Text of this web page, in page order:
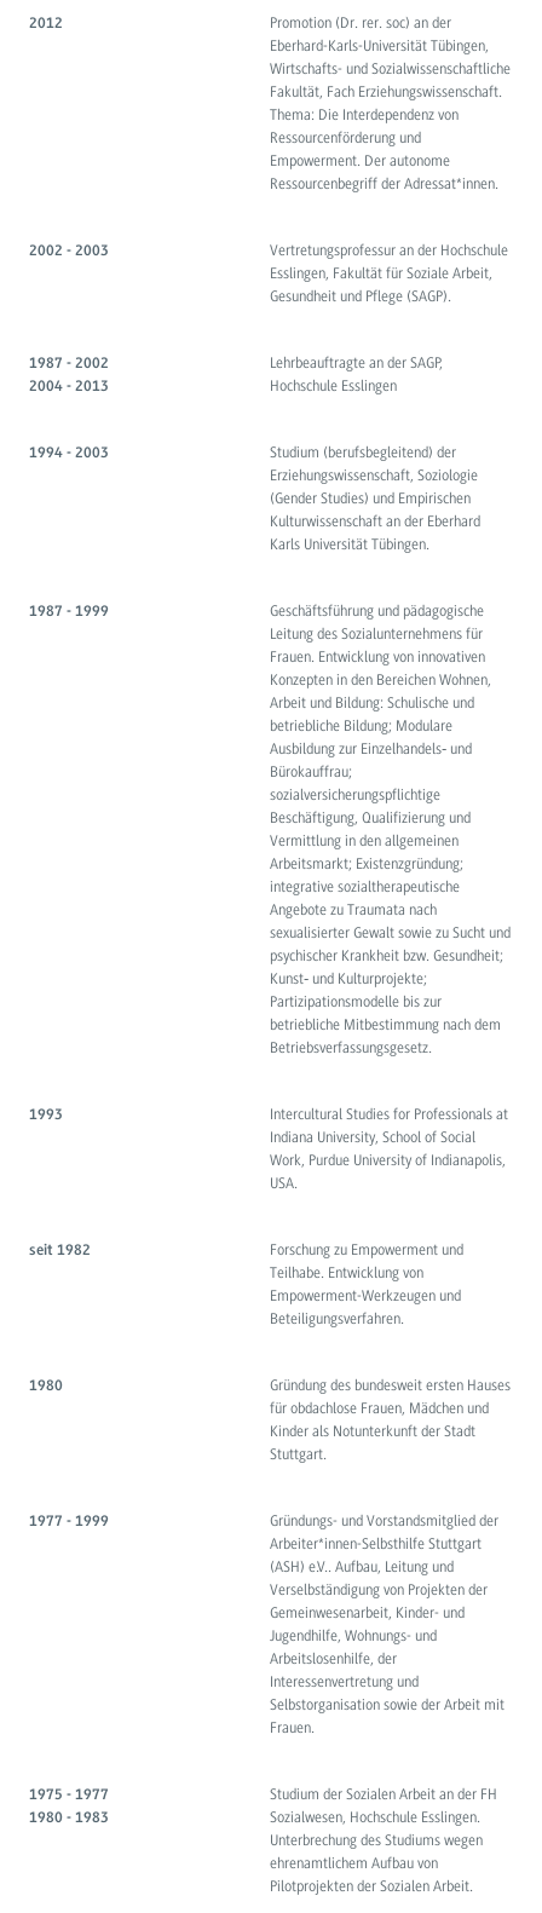
2012
Promotion (Dr. rer. soc) an der
Eberhard-Karls-Universität Tübingen,
Wirtschafts- und Sozialwissenschaftliche
Fakultät, Fach Erziehungswissenschaft.
Thema: Die Interdependenz von
Ressourcenförderung und
Empowerment. Der autonome
Ressourcenbegriff der Adressat*innen.
2002 - 2003
Vertretungsprofessur an der Hochschule
Esslingen, Fakultät für Soziale Arbeit,
Gesundheit und Pflege (SAGP).
1987 - 2002
2004 - 2013
Lehrbeauftragte an der SAGP,
Hochschule Esslingen
1994 - 2003
Studium (berufsbegleitend) der
Erziehungswissenschaft, Soziologie
(Gender Studies) und Empirischen
Kulturwissenschaft an der Eberhard
Karls Universität Tübingen.
1987 - 1999
Geschäftsführung und pädagogische
Leitung des Sozialunternehmens für
Frauen. Entwicklung von innovativen
Konzepten in den Bereichen Wohnen,
Arbeit und Bildung: Schulische und
betriebliche Bildung; Modulare
Ausbildung zur Einzelhandels‐ und
Bürokauffrau;
sozialversicherungspflichtige
Beschäftigung, Qualifizierung und
Vermittlung in den allgemeinen
Arbeitsmarkt; Existenzgründung;
integrative sozialtherapeutische
Angebote zu Traumata nach
sexualisierter Gewalt sowie zu Sucht und
psychischer Krankheit bzw. Gesundheit;
Kunst‐ und Kulturprojekte;
Partizipationsmodelle bis zur
betriebliche Mitbestimmung nach dem
Betriebsverfassungsgesetz.
1993
Intercultural Studies for Professionals at
Indiana University, School of Social
Work, Purdue University of Indianapolis,
USA.
seit 1982
Forschung zu Empowerment und
Teilhabe. Entwicklung von
Empowerment-Werkzeugen und
Beteiligungsverfahren.
1980
Gründung des bundesweit ersten Hauses
für obdachlose Frauen, Mädchen und
Kinder als Notunterkunft der Stadt
Stuttgart.
1977 - 1999
Gründungs- und Vorstandsmitglied der
Arbeiter*innen-Selbsthilfe Stuttgart
(ASH) e.V.. Aufbau, Leitung und
Verselbständigung von Projekten der
Gemeinwesenarbeit, Kinder- und
Jugendhilfe, Wohnungs- und
Arbeitslosenhilfe, der
Interessenvertretung und
Selbstorganisation sowie der Arbeit mit
Frauen.
1975 - 1977
1980 - 1983
Studium der Sozialen Arbeit an der FH
Sozialwesen, Hochschule Esslingen.
Unterbrechung des Studiums wegen
ehrenamtlichem Aufbau von
Pilotprojekten der Sozialen Arbeit.